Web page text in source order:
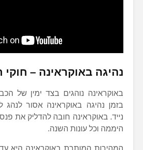
נהיגה באוקראינה – חוקי
באוקראינה נוהגים בצד ימין של
בזמן נהיגה באוקראינה אסור לנהג
נייד. באוקראינה חובה להדליק את
היממה וכל עונות השנה.